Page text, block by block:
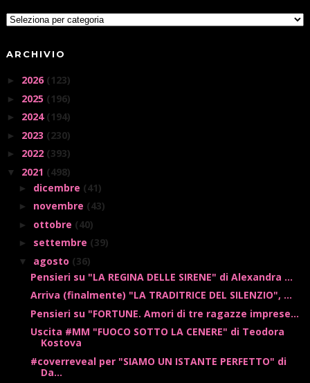
ARCHIVIO
► 2026 (123)
► 2025 (196)
► 2024 (194)
► 2023 (230)
► 2022 (393)
▼ 2021 (498)
► dicembre (41)
► novembre (43)
► ottobre (40)
► settembre (39)
▼ agosto (36)
Pensieri su "LA REGINA DELLE SIRENE" di Alexandra ...
Arriva (finalmente) "LA TRADITRICE DEL SILENZIO", ...
Pensieri su "FORTUNE. Amori di tre ragazze imprese...
Uscita #MM "FUOCO SOTTO LA CENERE" di Teodora
Kostova
#coverreveal per "SIAMO UN ISTANTE PERFETTO" di
Da...